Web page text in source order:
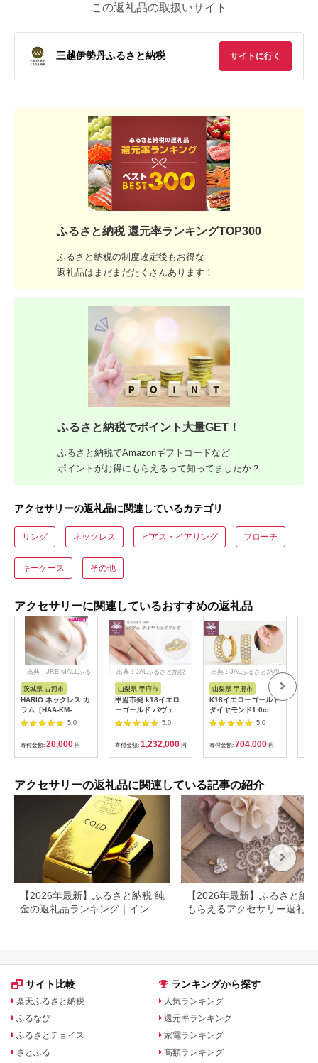
この返礼品の取扱いサイト
三越伊勢丹ふるさと納税 サイトに行く
ふるさと納税 還元率ランキングTOP300
ふるさと納税の制度改定後もお得な
返礼品はまだまだたくさんあります！
ふるさと納税でポイント大量GET！
ふるさと納税でAmazonギフトコードなど
ポイントがお得にもらえるって知ってましたか？
アクセサリーの返礼品に関連しているカテゴリ
リング ネックレス ピアス・イアリング ブローチ
キーケース その他
アクセサリーに関連しているおすすめの返礼品
出典：JRE MALLふる
さと納税
茨城県 古河市
HARIO ネックレス カ
ラム［HAA-KM-
004N］ ※離島への配
送不可 ｜ 耐熱 ガラス
アクセサリー ハリオ
ランプワークファクト
リー 職人 繊細 フォー
いめ おしゃれ 20代
30代 40代 _FM14
5.0
寄付金額: 20,000 円
出典：JALふるさと納税
山梨県 甲府市
甲府市発 k18イエロ
ーゴールド パヴェ ダ
イヤモンドリング 1ct
[WR-5052YG]
5.0
寄付金額: 1,232,000 円
出典：JALふるさと納税
山梨県 甲府市
K18イエローゴールド
ダイヤモンド1.0ctピ
アス ［43-1382］
5.0
寄付金額: 704,000 円
アクセサリーの返礼品に関連している記事の紹介
【2026年最新】ふるさと納税 純
金の返礼品ランキング｜インゴ
【2026年最新】ふるさと納
もらえるアクセサリー返礼品
サイト比較
楽天ふるさと納税
ふるなび
ふるさとチョイス
さとふる
ランキングから探す
人気ランキング
還元率ランキング
家電ランキング
高額ランキング